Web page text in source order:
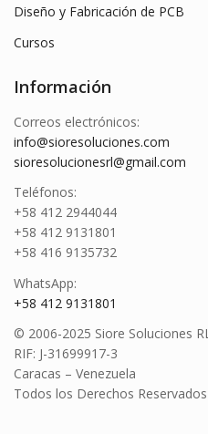
Diseño y Fabricación de PCB
Cursos
Información
Correos electrónicos:
info@sioresoluciones.com
sioresolucionesrl@gmail.com
Teléfonos:
+58 412 2944044
+58 412 9131801
+58 416 9135732
WhatsApp:
+58 412 9131801
© 2006-2025 Siore Soluciones RL
RIF: J-31699917-3
Caracas – Venezuela
Todos los Derechos Reservados